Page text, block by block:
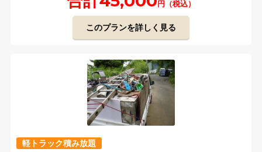
円（税込）
このプランを詳しく見る
軽トラック積み放題